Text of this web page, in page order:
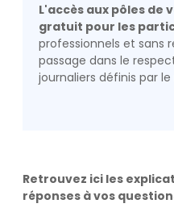
L'accès aux pôles de
gratuit pour les
professionnels et sans
passage dans le
journaliers définis par
Retrouvez ici les
réponses à vos